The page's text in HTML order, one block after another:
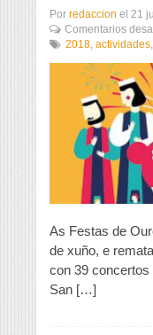
Por redaccion el 21
Comentarios
2018, actividades,
As Festas de
de xuño, e
con 39
San […]